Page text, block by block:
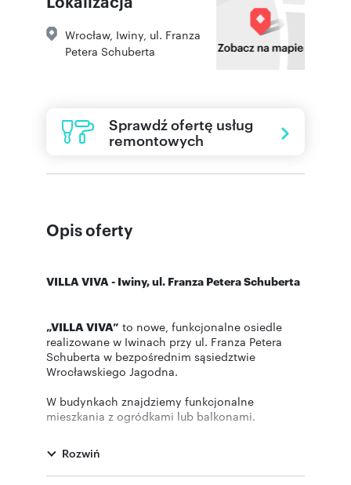
Wrocław, Iwiny ul. Franza
Petera Schuberta
Sprawdź ofertę usług
remontowych
Opis oferty
VILLA VIVA - Iwiny, ul. Franza Petera Schuberta
„VILLA VIVA” to nowe, funkcjonalne osiedle
realizowane w Iwinach przy ul. Franza Petera
Schuberta w bezpośrednim sąsiedztwie
Wrocławskiego Jagodna.
W budynkach znajdziemy funkcjonalne
mieszkania z ogródkami lub balkonami.
komunikację z centrum miasta którą umożliwia
linia kolejowa IWINY.
Rozwiń